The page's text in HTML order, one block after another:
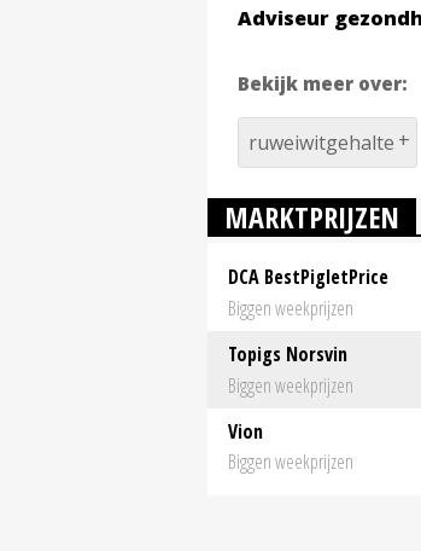
Adviseur
Bekijk meer over:
ruweiwitgehalte
MARKTPRIJZEN
DCA BestPigletPrice
Biggen weekprijzen
Topigs Norsvin
Biggen weekprijzen
Vion
Biggen weekprijzen